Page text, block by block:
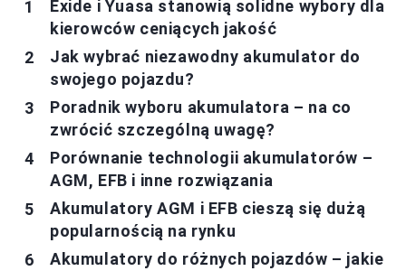
Exide i Yuasa stanowią solidne wybory dla
kierowców ceniących jakość
Jak wybrać niezawodny akumulator do
swojego pojazdu?
Poradnik wyboru akumulatora – na co
zwrócić szczególną uwagę?
Porównanie technologii akumulatorów –
AGM, EFB i inne rozwiązania
Akumulatory AGM i EFB cieszą się dużą
popularnością na rynku
Akumulatory do różnych pojazdów – jakie